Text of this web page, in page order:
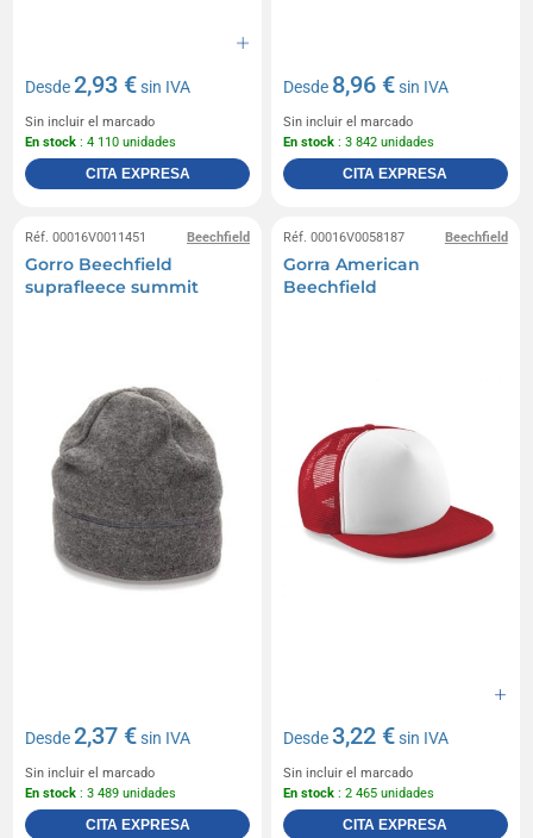
Desde2,93 €sin IVA
Sin incluir el marcado
En stock : 4 110 unidades
CITA EXPRESA
Desde 8,96 €sin IVA
Sin incluir el marcado
En stock : 3 842 unidades
CITA EXPRESA
Beechfield
Réf. 00016V0011451
Gorro Beechfield
suprafleece summit
Desde2,37 €sin IVA
Sin incluir el marcado
En stock : 3 489 unidades
CITA EXPRESA
Beechfield
Réf. 00016V0058187
Gorra American
Beechfield
Desde3,22 €sin IVA
Sin incluir el marcado
En stock : 2 465 unidades
CITA EXPRESA